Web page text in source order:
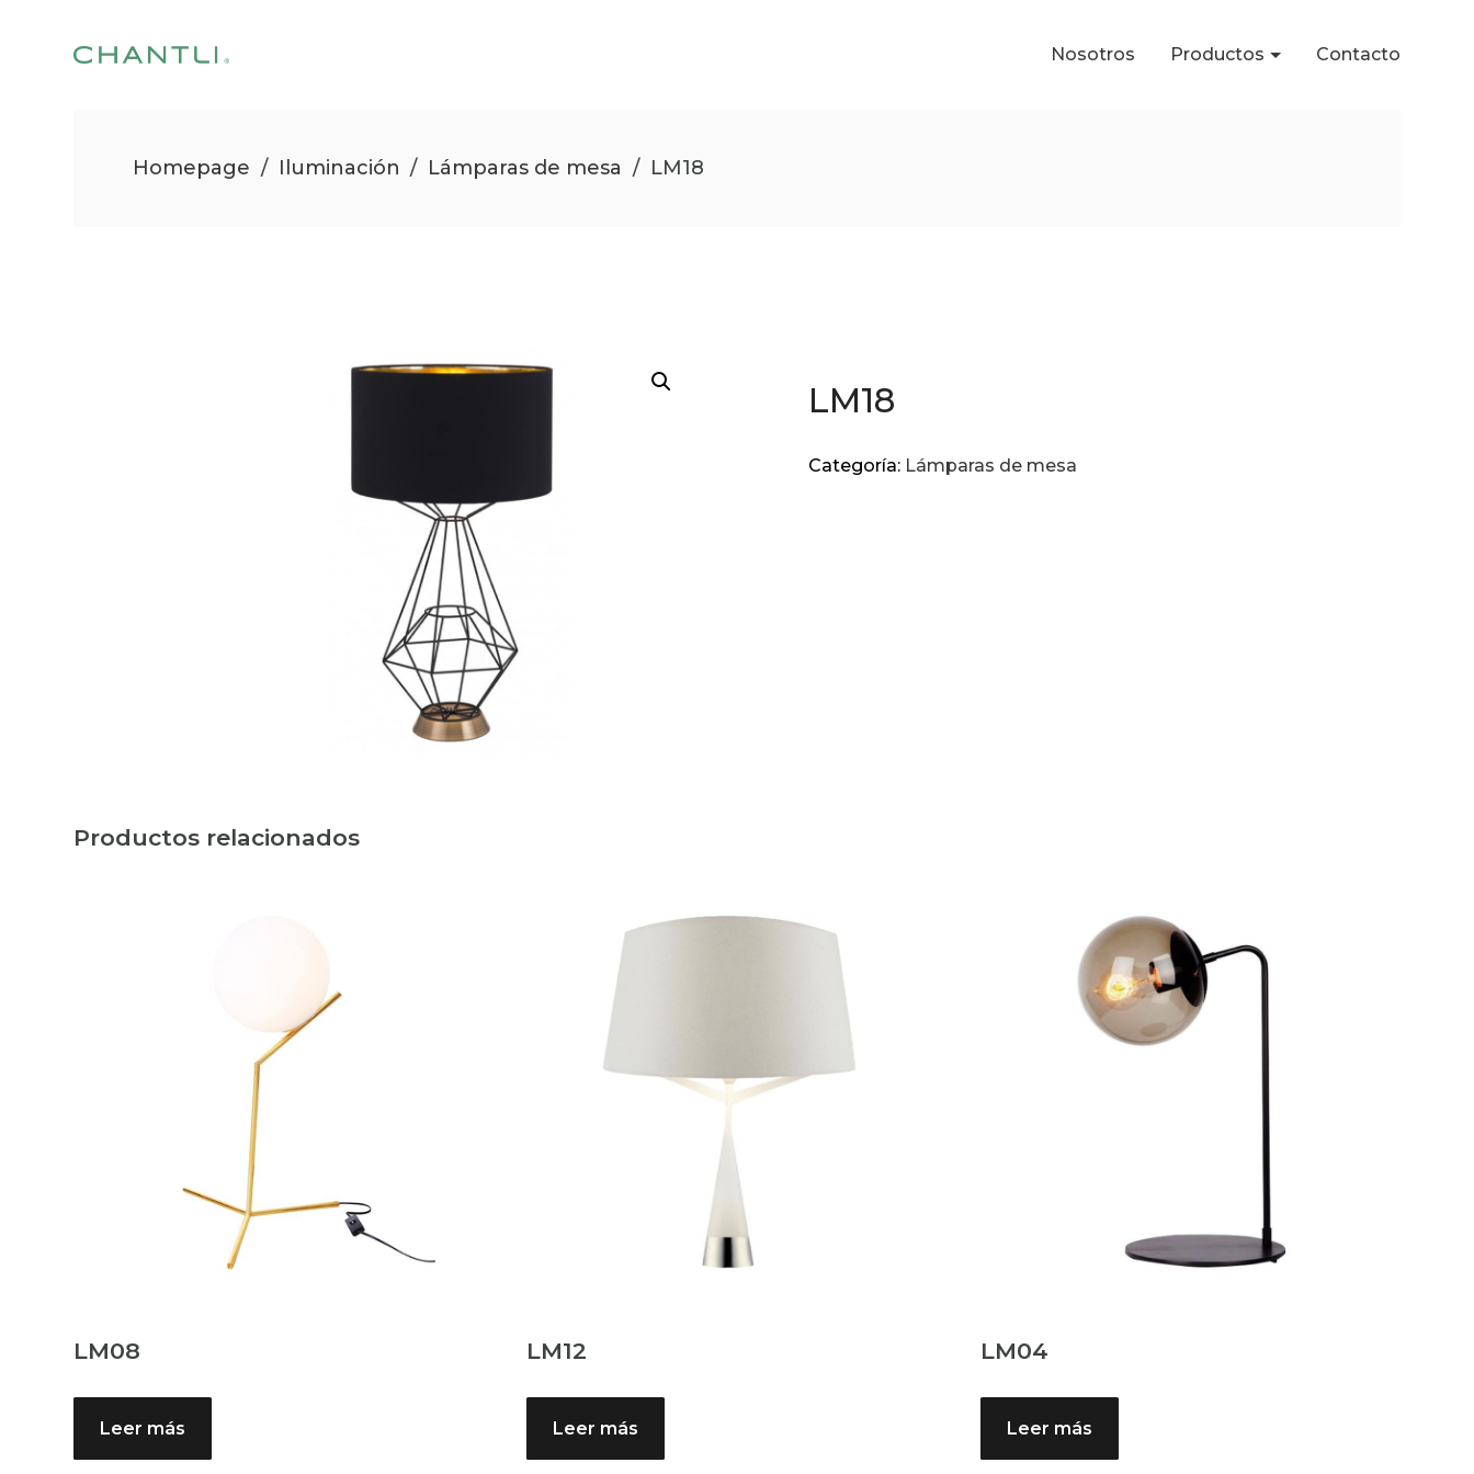
Nosotros Productos Contacto
Homepage / Iluminación / Lámparas de mesa / LM18
LM18
Categoría: Lámparas de mesa
Productos relacionados
LM08
Leer más
LM12
Leer más
LM04
Leer más